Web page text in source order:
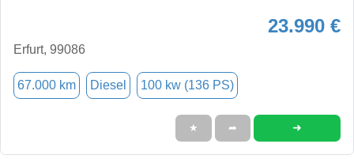
23.990 €
Erfurt, 99086
67.000 km Diesel 100 kw (136 PS)
★ ➦ ➜